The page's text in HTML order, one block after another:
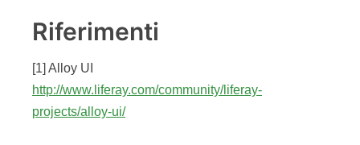
Riferimenti
[1] Alloy UI
http://www.liferay.com/community/liferay-
projects/alloy-ui/